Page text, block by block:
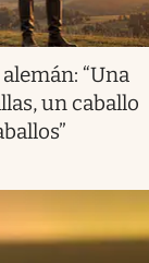
“Una
un caballo